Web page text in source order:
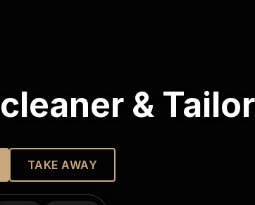
& Tailor
TAKE AWAY